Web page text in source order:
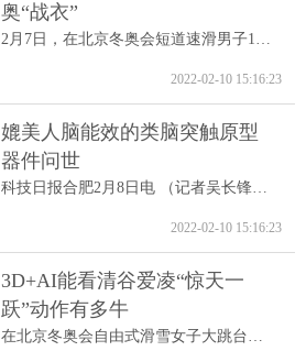
奥“战衣”
2月7日，在北京冬奥会短道速滑男子1000米A...
2022-02-10 15:16:23
媲美人脑能效的类脑突触原型
器件问世
科技日报合肥2月8日电 （记者吴长锋）8日...
2022-02-10 15:16:23
3D+AI能看清谷爱凌“惊天一
跃”动作有多牛
在北京冬奥会自由式滑雪女子大跳台决赛中...